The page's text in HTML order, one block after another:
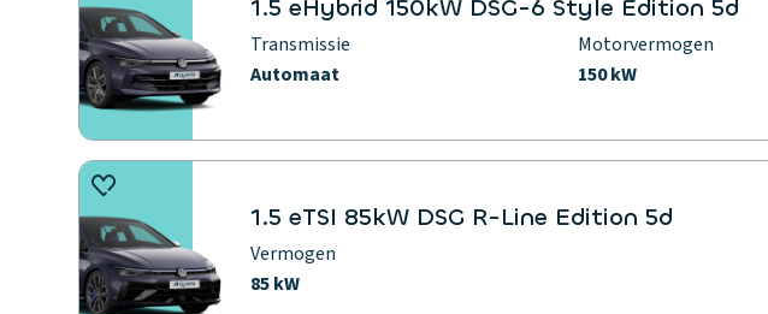
1.5 eHybrid 150kW DSG-6 Style Edition 5d
Transmissie
Automaat
Motorvermogen
150 kW
1.5 eTSI 85kW DSG R-Line Edition 5d
Vermogen
85 kW